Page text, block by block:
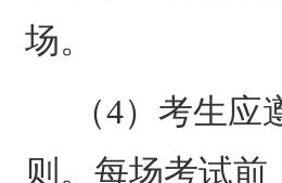
场。
（4）考生应
则。每场考试